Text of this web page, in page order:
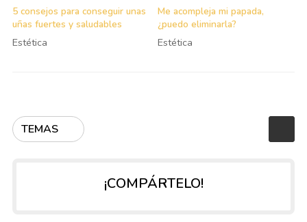
TEMAS
5 consejos para conseguir unas
uñas fuertes y saludables
Estética
Me acompleja mi papada,
¿puedo eliminarla?
Estética
¡COMPÁRTELO!